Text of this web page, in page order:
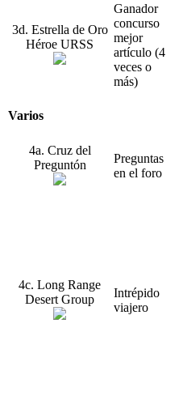
3d. Estrella de Oro
Héroe URSS
Ganador
concurso
mejor
artículo (4
veces o
más)
Varios
4a. Cruz del
Preguntón
Preguntas
en el foro
4c. Long Range
Desert Group
Intrépido
viajero